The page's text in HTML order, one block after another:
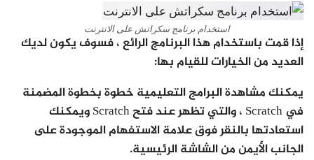
استخدام برنامج سكراتش على الانترنت
إذا قمت باستخدام هذا البرنامج الرائع ، فسوف يكون لديك
العديد من الخيارات للقيام بها:
يمكنك مشاهدة البرامج التعليمية خطوة بخطوة المضمنة
في Scratch ، والتي تظهر عند فتح Scratch ويمكنك
استعادتها بالنقر فوق علامة الاستفهام الموجودة على
الجانب الأيمن من الشاشة الرئيسية.